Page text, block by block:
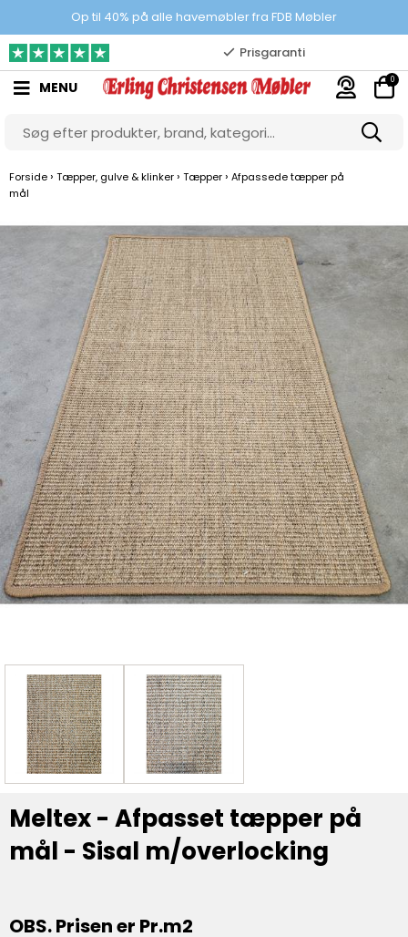
Op til 40% på alle havemøbler fra FDB Møbler
100% danskejet webshop
Prisgaranti
10.000 m2 showroom
Gratis & gode parkeringsforhold
MENU 0
Forside › Tæpper, gulve & klinker › Tæpper › Afpassede tæpper på
mål
Meltex - Afpasset tæpper på
mål - Sisal m/overlocking
OBS. Prisen er Pr.m2